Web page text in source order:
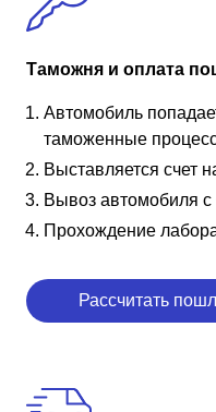
Таможня и оплата
Автомобиль
таможенные
Выставляется счет
Вывоз автомобиля
Прохождение
Рассчитать